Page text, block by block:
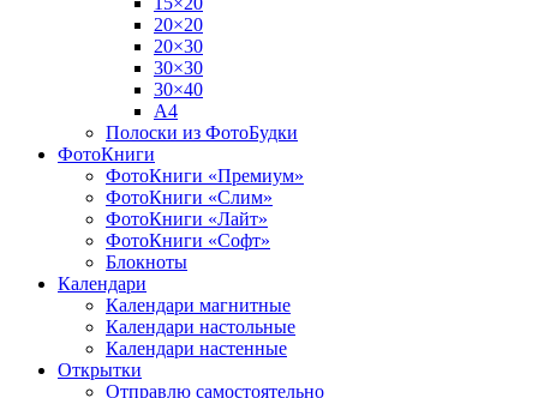
20×20
20×30
30×30
30×40
A4
Полоски из ФотоБудки
ФотоКниги
ФотоКниги «Премиум»
ФотоКниги «Слим»
ФотоКниги «Лайт»
ФотоКниги «Софт»
Блокноты
Календари
Календари магнитные
Календари настольные
Календари настенные
Открытки
Отправлю самостоятельно